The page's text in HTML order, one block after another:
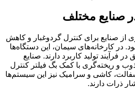
صنایع مختلف
از صنایع برای کنترل گردوغبار و کاهش
در کارخانه‌های سیمان، این دستگاه‌ها
فرآیند تولید کاربرد دارند. صنایع
ذوب و ریخته‌گری با کمک بگ فیلتر کنترل
کاشی و سرامیک نیز این سیستم‌ها
ذرات دارند.